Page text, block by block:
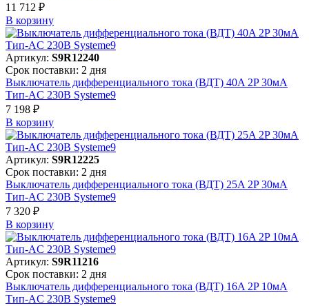
11 712 ₽
В корзинy
Артикул: S9R12240
Срок поставки: 2 дня
Выключатель дифференциального тока (ВДТ) 40A 2P 30мА
Тип-AC 230В Systeme9
7 198 ₽
В корзинy
Артикул: S9R12225
Срок поставки: 2 дня
Выключатель дифференциального тока (ВДТ) 25A 2P 30мА
Тип-AC 230В Systeme9
7 320 ₽
В корзинy
Артикул: S9R11216
Срок поставки: 2 дня
Выключатель дифференциального тока (ВДТ) 16A 2P 10мА
Тип-AC 230В Systeme9